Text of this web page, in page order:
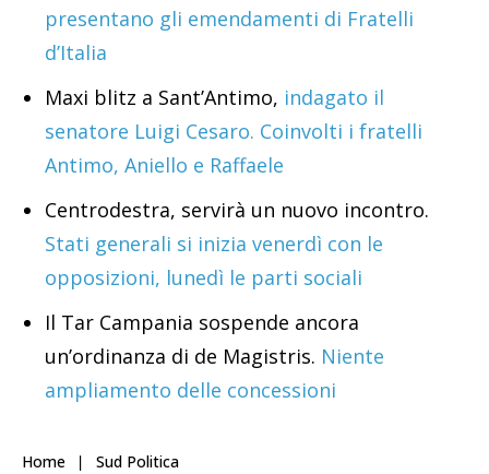
presentano gli emendamenti di Fratelli
d’Italia
Maxi blitz a Sant’Antimo, indagato il
senatore Luigi Cesaro. Coinvolti i fratelli
Antimo, Aniello e Raffaele
Centrodestra, servirà un nuovo incontro.
Stati generali si inizia venerdì con le
opposizioni, lunedì le parti sociali
Il Tar Campania sospende ancora
un’ordinanza di de Magistris. Niente
ampliamento delle concessioni
Home Sud Politica